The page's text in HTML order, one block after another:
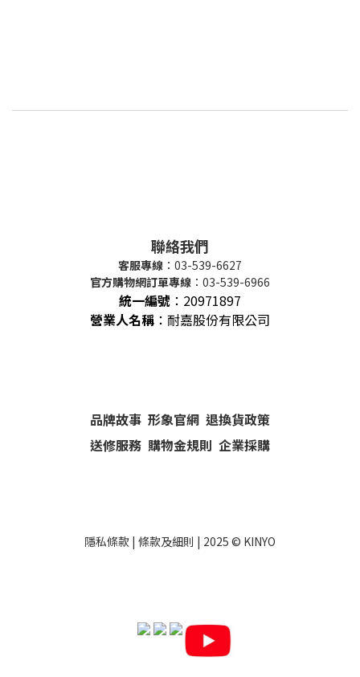
聯絡我們
客服專線 ：03-539-6627
官方購物網訂單專線 ：03-539-6966
統一編號 ： 20971897
營業人名稱 ：耐嘉股份有限公司
品牌故事 形象官網 退換貨政策
送修服務 購物金規則 企業採購
隱私條款 | 條款及細則 | 2025 © KINYO